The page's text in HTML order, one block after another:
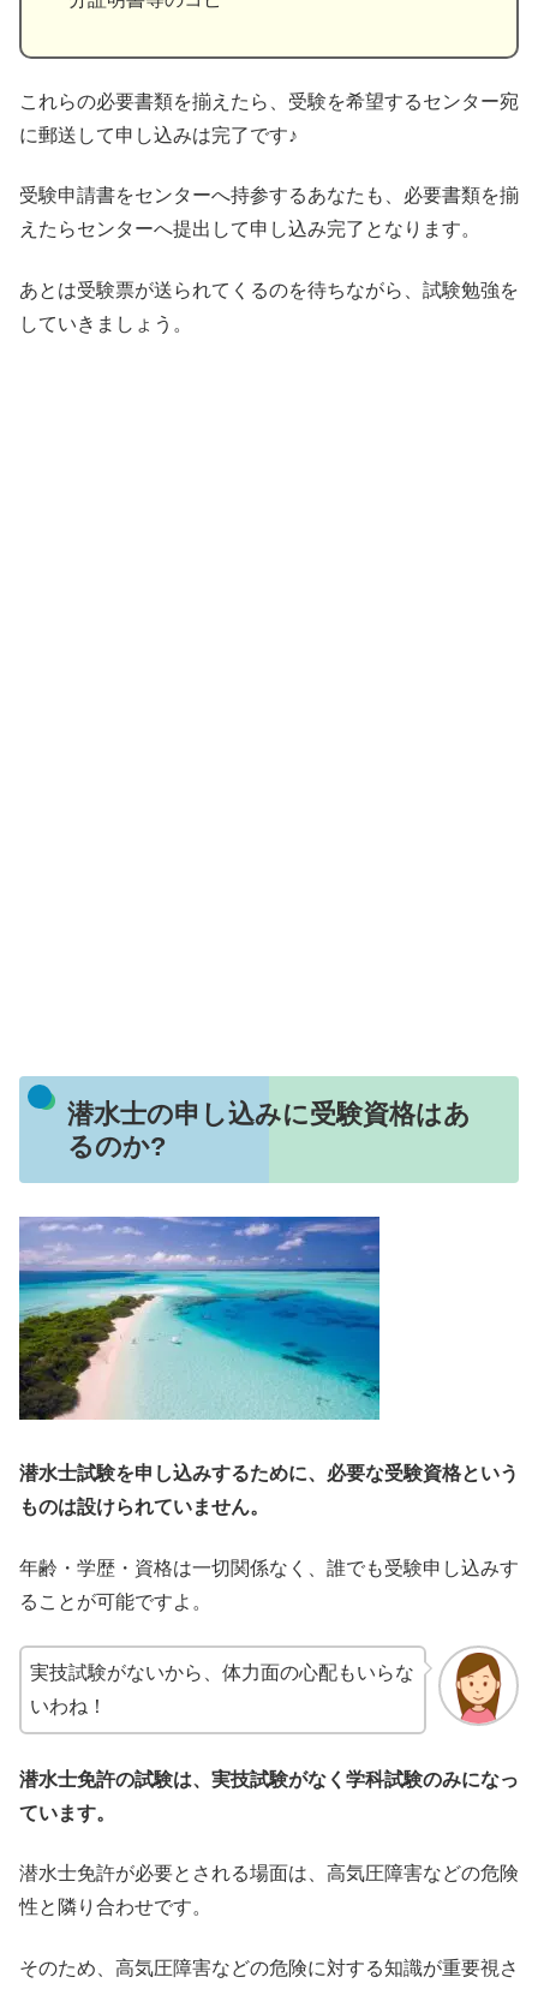
これらの必要書類を揃えたら、受験を希望するセンター宛
に郵送して申し込みは完了です♪
受験申請書をセンターへ持参するあなたも、必要書類を揃
えたらセンターへ提出して申し込み完了となります。
あとは受験票が送られてくるのを待ちながら、試験勉強を
していきましょう。
潜水士の申し込みに受験資格はあ
るのか?
潜水士試験を申し込みするために、必要な受験資格という
ものは設けられていません。
年齢・学歴・資格は一切関係なく、誰でも受験申し込みす
ることが可能ですよ。
実技試験がないから、体力面の心配もいらな
いわね！
潜水士免許の試験は、実技試験がなく学科試験のみになっ
ています。
潜水士免許が必要とされる場面は、高気圧障害などの危険
性と隣り合わせです。
そのため、高気圧障害などの危険に対する知識が重要視さ